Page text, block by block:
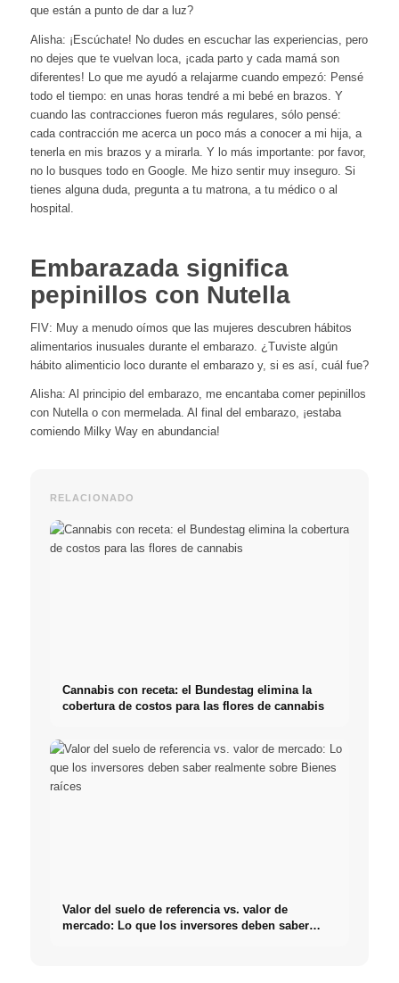
que están a punto de dar a luz?
Alisha: ¡Escúchate! No dudes en escuchar las experiencias, pero
no dejes que te vuelvan loca, ¡cada parto y cada mamá son
diferentes! Lo que me ayudó a relajarme cuando empezó: Pensé
todo el tiempo: en unas horas tendré a mi bebé en brazos. Y
cuando las contracciones fueron más regulares, sólo pensé:
cada contracción me acerca un poco más a conocer a mi hija, a
tenerla en mis brazos y a mirarla. Y lo más importante: por favor,
no lo busques todo en Google. Me hizo sentir muy inseguro. Si
tienes alguna duda, pregunta a tu matrona, a tu médico o al
hospital.
Embarazada significa
pepinillos con Nutella
FIV: Muy a menudo oímos que las mujeres descubren hábitos
alimentarios inusuales durante el embarazo. ¿Tuviste algún
hábito alimenticio loco durante el embarazo y, si es así, cuál fue?
Alisha: Al principio del embarazo, me encantaba comer pepinillos
con Nutella o con mermelada. Al final del embarazo, ¡estaba
comiendo Milky Way en abundancia!
RELACIONADO
Cannabis con receta: el Bundestag elimina la
cobertura de costos para las flores de cannabis
Valor del suelo de referencia vs. valor de
mercado: Lo que los inversores deben saber